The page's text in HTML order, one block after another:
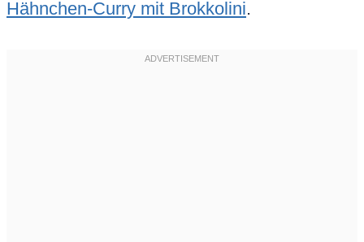
Hähnchen-Curry mit Brokkolini.